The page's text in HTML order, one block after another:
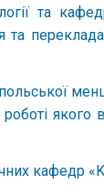
та
та
кафедр